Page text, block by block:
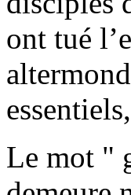
ont tué
Le mot "